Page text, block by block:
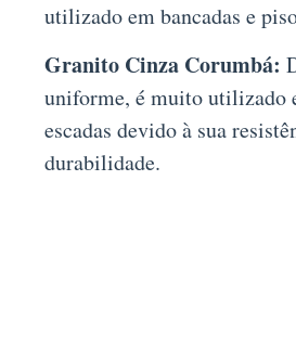
utilizado em bancadas e
Granito Cinza Corumbá:
uniforme, é muito utilizado
escadas devido à sua
durabilidade.